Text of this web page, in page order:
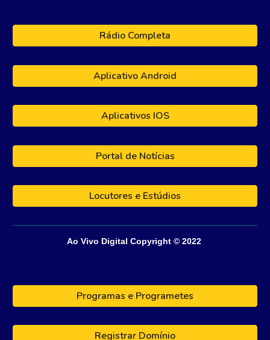
Rádio Completa
Aplicativo Android
Aplicativos IOS
Portal de Notícias
Locutores e Estúdios
Ao Vivo Digital Copyright © 2022
Programas e Programetes
Registrar Domínio